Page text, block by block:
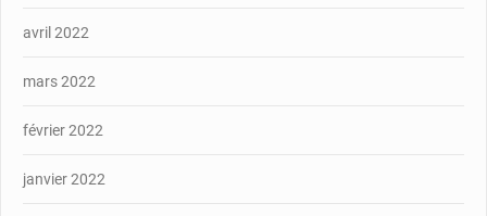
avril 2022
mars 2022
février 2022
janvier 2022